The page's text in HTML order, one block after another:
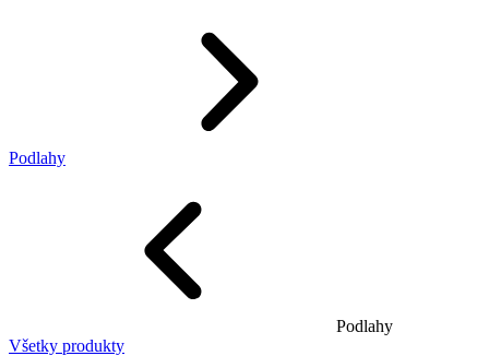
Podlahy
Podlahy
Všetky produkty